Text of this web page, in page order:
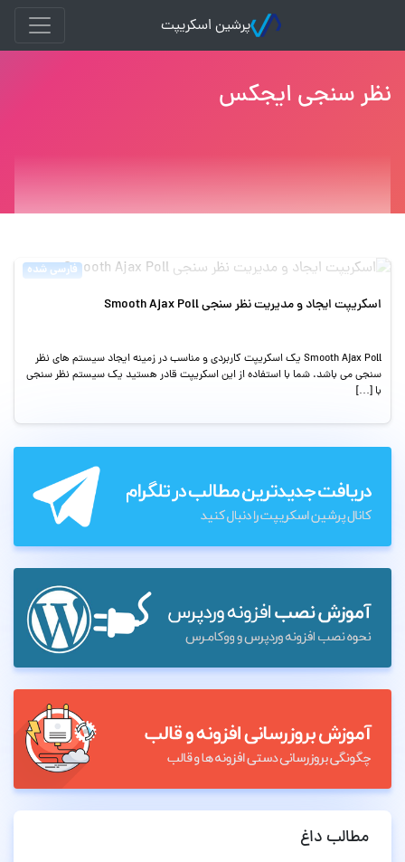
پرشین اسکریپت
نظر سنجی ایجکس
فارسی شده
اسکریپت ایجاد و مدیریت نظر سنجی Smooth Ajax Poll
Smooth Ajax Poll یک اسکریپت کاربردی و مناسب در زمینه ایجاد سیستم های نظر
سنجی می باشد. شما با استفاده از این اسکریپت قادر هستید یک سیستم نظر سنجی
با […]
مطالب داغ